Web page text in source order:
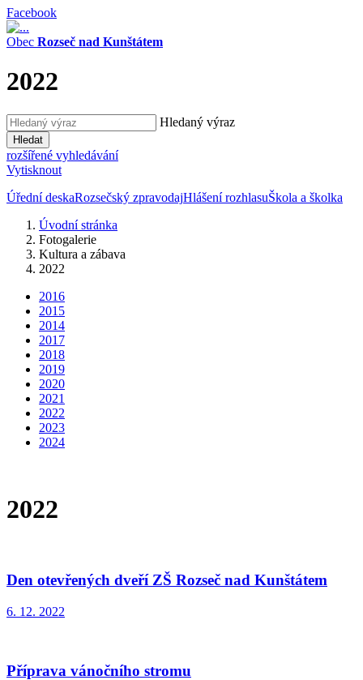
Facebook
Obec Rozseč nad Kunštátem
2022
Hledaný výraz
Hledat
rozšířené vyhledávání
Vytisknout
Úřední deskaRozsečský zpravodajHlášení rozhlasuŠkola a školka
Úvodní stránka
Fotogalerie
Kultura a zábava
2022
2016
2015
2014
2017
2018
2019
2020
2021
2022
2023
2024
2022
Den otevřených dveří ZŠ Rozseč nad Kunštátem
6. 12. 2022
Příprava vánočního stromu